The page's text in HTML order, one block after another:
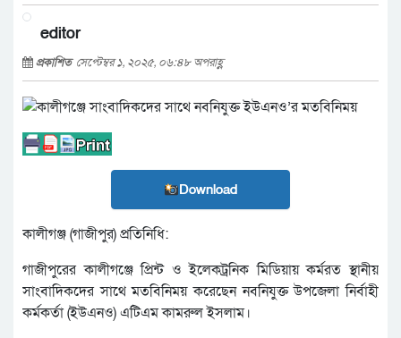
editor
প্রকাশিত সেপ্টেম্বর ১, ২০২৫, ০৬:৪৮ অপরাহ্ণ
Download
কালীগঞ্জ (গাজীপুর) প্রতিনিধি:
গাজীপুরের কালীগঞ্জে প্রিন্ট ও ইলেকট্রনিক মিডিয়ায় কর্মরত স্থানীয়
সাংবাদিকদের সাথে মতবিনিময় করেছেন নবনিযুক্ত উপজেলা নির্বাহী
কর্মকর্তা (ইউএনও) এটিএম কামরুল ইসলাম।